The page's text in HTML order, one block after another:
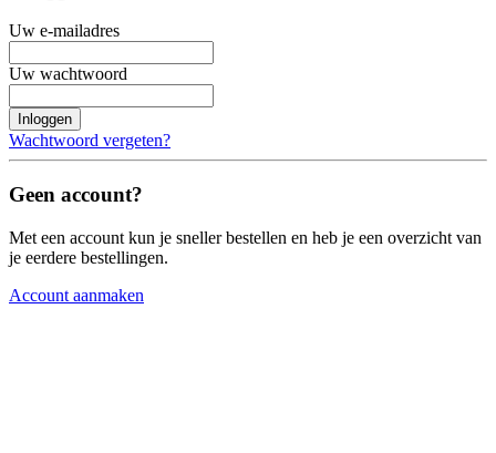
Uw e-mailadres
Uw wachtwoord
Inloggen
Wachtwoord vergeten?
Geen account?
Met een account kun je sneller bestellen en heb je een overzicht van
je eerdere bestellingen.
Account aanmaken